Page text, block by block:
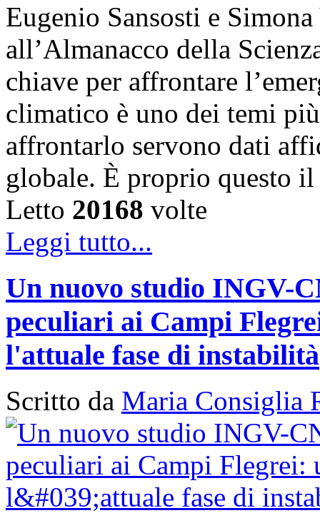
Eugenio Sansosti e
all’Almanacco della
chiave per affrontare
climatico è uno dei temi
affrontarlo servono dati
globale. È proprio questo
Letto 20168 volte
Leggi tutto...
Un nuovo studio INGV-
peculiari ai Campi
l'attuale fase di instabilità
Scritto da Maria Consiglia